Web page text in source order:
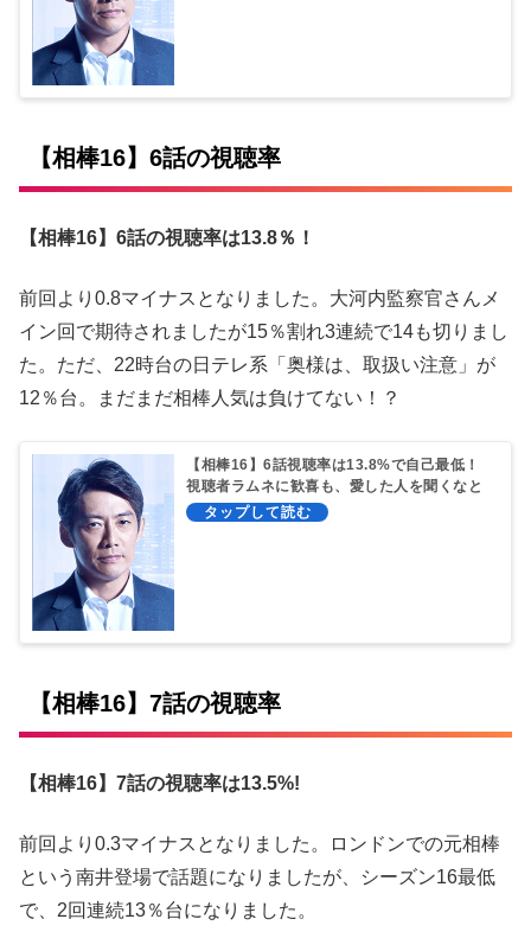
【相棒16】6話の視聴率
【相棒16】6話の視聴率は13.8％！
前回より0.8マイナスとなりました。大河内監察官さんメ
イン回で期待されましたが15％割れ3連続で14も切りまし
た。ただ、22時台の日テレ系「奥様は、取扱い注意」が
12％台。まだまだ相棒人気は負けてない！？
【相棒16】6話視聴率は13.8%で自己最低！
視聴者ラムネに歓喜も、愛した人を聞くなと
涙
【相棒16】7話の視聴率
【相棒16】7話の視聴率は13.5%!
前回より0.3マイナスとなりました。ロンドンでの元相棒
という南井登場で話題になりましたが、シーズン16最低
で、2回連続13％台になりました。